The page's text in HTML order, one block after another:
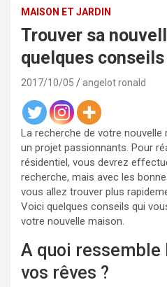
MAISON ET JARDIN
Trouver sa
quelques conseils
2017/10/05 angelot ronald
La recherche de votre
un projet passionnants. Pour
résidentiel, vous devrez
recherche, mais avec les
vous allez trouver plus
Voici quelques conseils qui
votre nouvelle maison.
A quoi ressemble
vos rêves ?